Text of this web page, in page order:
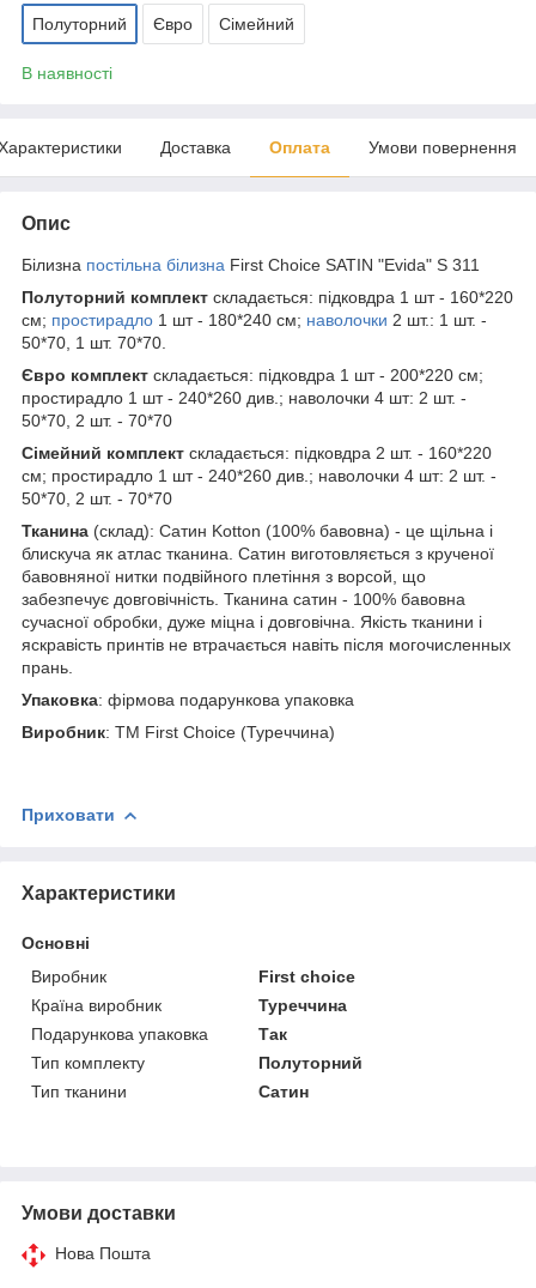
Полуторний Євро Сімейний
В наявності
Доставка Оплата Умови повернення
Опис
Білизна постільна білизна First Choice SATIN "Evida" S 311
Полуторний комплект складається: підковдра 1 шт - 160*220
см; простирадло 1 шт - 180*240 см; наволочки 2 шт.: 1 шт. -
50*70, 1 шт. 70*70.
Євро комплект складається: підковдра 1 шт - 200*220 см;
простирадло 1 шт - 240*260 див.; наволочки 4 шт: 2 шт. -
50*70, 2 шт. - 70*70
Сімейний комплект складається: підковдра 2 шт. - 160*220
см; простирадло 1 шт - 240*260 див.; наволочки 4 шт: 2 шт. -
50*70, 2 шт. - 70*70
Тканина (склад): Сатин Kotton (100% бавовна) - це щільна і
блискуча як атлас тканина. Сатин виготовляється з крученої
бавовняної нитки подвійного плетіння з ворсой, що
забезпечує довговічність. Тканина сатин - 100% бавовна
сучасної обробки, дуже міцна і довговічна. Якість тканини і
яскравість принтів не втрачається навіть після могочисленных
прань.
Упаковка: фірмова подарункова упаковка
Виробник: ТМ First Choice (Туреччина)
Приховати
Характеристики
Основні
Виробник
First choice
Країна виробник
Туреччина
Подарункова упаковка
Так
Тип комплекту
Полуторний
Тип тканини
Сатин
Умови доставки
Нова Пошта